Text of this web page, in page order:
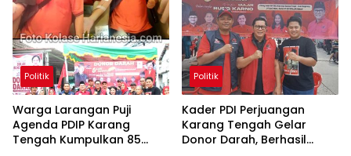
Politik
Warga Larangan Puji
Agenda PDIP Karang
Tengah Kumpulkan 85
Politik
Kader PDI Perjuangan
Karang Tengah Gelar
Donor Darah, Berhasil